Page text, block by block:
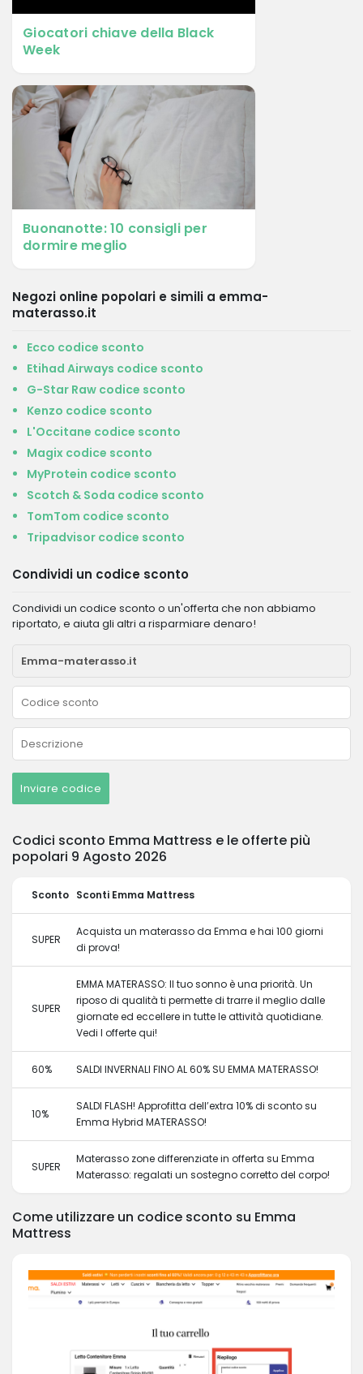
Giocatori chiave della Black
Week
Buonanotte: 10 consigli per
dormire meglio
Negozi online popolari e simili a emma-
materasso.it
Ecco codice sconto
Etihad Airways codice sconto
G-Star Raw codice sconto
Kenzo codice sconto
L'Occitane codice sconto
Magix codice sconto
MyProtein codice sconto
Scotch & Soda codice sconto
TomTom codice sconto
Tripadvisor codice sconto
Condividi un codice sconto
Condividi un codice sconto o un'offerta che non abbiamo
riportato, e aiuta gli altri a risparmiare denaro!
Inviare codice
Codici sconto Emma Mattress e le offerte più
popolari 9 Agosto 2026
Sconto Sconti Emma Mattress
SUPER
Acquista un materasso da Emma e hai 100 giorni
di prova!
SUPER
EMMA MATERASSO: Il tuo sonno è una priorità. Un
riposo di qualità ti permette di trarre il meglio dalle
giornate ed eccellere in tutte le attività quotidiane.
Vedi l offerte qui!
60% SALDI INVERNALI FINO AL 60% SU EMMA MATERASSO!
10%
SALDI FLASH! Approfitta dell’extra 10% di sconto su
Emma Hybrid MATERASSO!
SUPER
Materasso zone differenziate in offerta su Emma
Materasso: regalati un sostegno corretto del corpo!
Come utilizzare un codice sconto su Emma
Mattress